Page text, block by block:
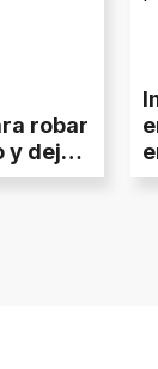
robar
y dejan